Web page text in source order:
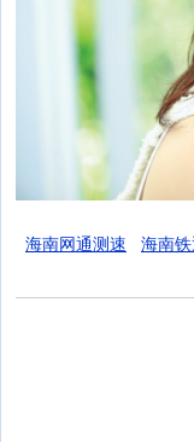
海南网通测速 海南